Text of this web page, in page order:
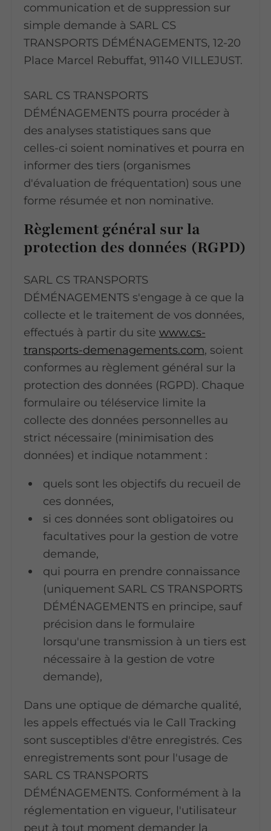
communication et de suppression sur
simple demande à SARL CS
TRANSPORTS DÉMÉNAGEMENTS, 12-20
Place Marcel Rebuffat, 91140 VILLEJUST.
SARL CS TRANSPORTS
DÉMÉNAGEMENTS pourra procéder à
des analyses statistiques sans que
celles-ci soient nominatives et pourra en
informer des tiers (organismes
d'évaluation de fréquentation) sous une
forme résumée et non nominative.
Règlement général sur la
protection des données (RGPD)
SARL CS TRANSPORTS
DÉMÉNAGEMENTS s'engage à ce que la
collecte et le traitement de vos données,
effectués à partir du site www.cs-
transports-demenagements.com, soient
conformes au règlement général sur la
protection des données (RGPD). Chaque
formulaire ou téléservice limite la
collecte des données personnelles au
strict nécessaire (minimisation des
données) et indique notamment :
quels sont les objectifs du recueil de
ces données,
si ces données sont obligatoires ou
facultatives pour la gestion de votre
demande,
qui pourra en prendre connaissance
(uniquement SARL CS TRANSPORTS
DÉMÉNAGEMENTS en principe, sauf
précision dans le formulaire
lorsqu'une transmission à un tiers est
nécessaire à la gestion de votre
demande),
Dans une optique de démarche qualité,
les appels effectués via le Call Tracking
sont susceptibles d'être enregistrés. Ces
enregistrements sont pour l'usage de
SARL CS TRANSPORTS
DÉMÉNAGEMENTS. Conformément à la
réglementation en vigueur, l'utilisateur
peut à tout moment demander la